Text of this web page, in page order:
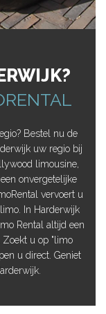
Bestel nu de
uw regio bij
limousine,
onvergetelijke
vervoert u
In Harderwijk
Rental altijd een
Zoekt u op "limo
u direct. Geniet